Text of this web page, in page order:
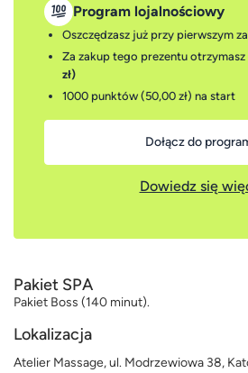
Program lojalnościowy
Oszczędzasz już przy pierwszym
Za zakup tego prezentu otrzymasz
zł)
1000 punktów (50,00 zł) na start
Dołącz do
Dowiedz się
Pakiet SPA
Pakiet Boss (140 minut).
Lokalizacja
Atelier Massage, ul. Modrzewiowa 38,